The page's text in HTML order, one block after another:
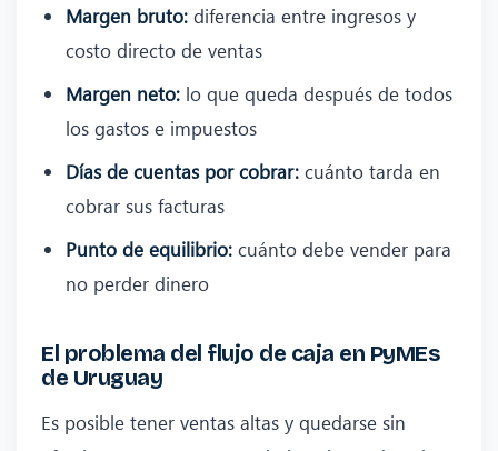
Margen bruto: diferencia entre ingresos y
costo directo de ventas
Margen neto: lo que queda después de todos
los gastos e impuestos
Días de cuentas por cobrar: cuánto tarda en
cobrar sus facturas
Punto de equilibrio: cuánto debe vender para
no perder dinero
El problema del flujo de caja en PyMEs
de Uruguay
Es posible tener ventas altas y quedarse sin